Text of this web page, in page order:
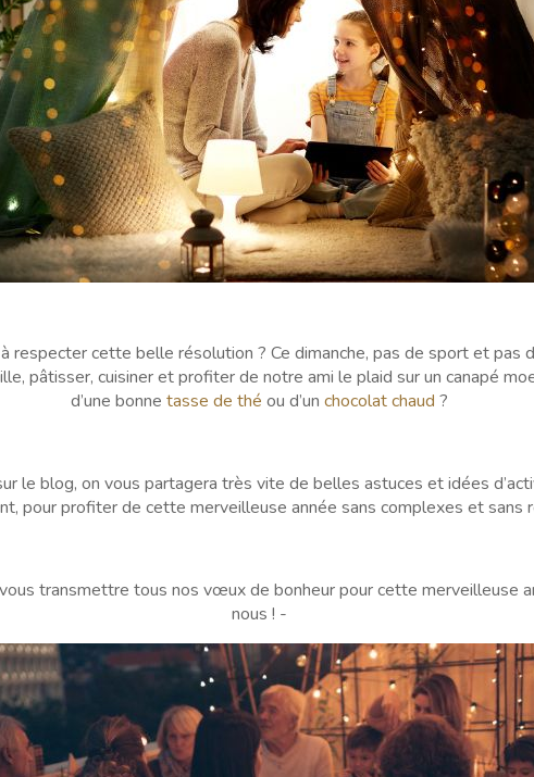
respecter cette belle résolution ? Ce dimanche, pas de sport et pas
pâtisser, cuisiner et profiter de notre ami le plaid sur un canapé
d’une bonne tasse de thé ou d’un chocolat chaud ?
le blog, on vous partagera très vite de belles astuces et idées
pour profiter de cette merveilleuse année sans complexes et sans
transmettre tous nos vœux de bonheur pour cette merveilleuse
nous ! -